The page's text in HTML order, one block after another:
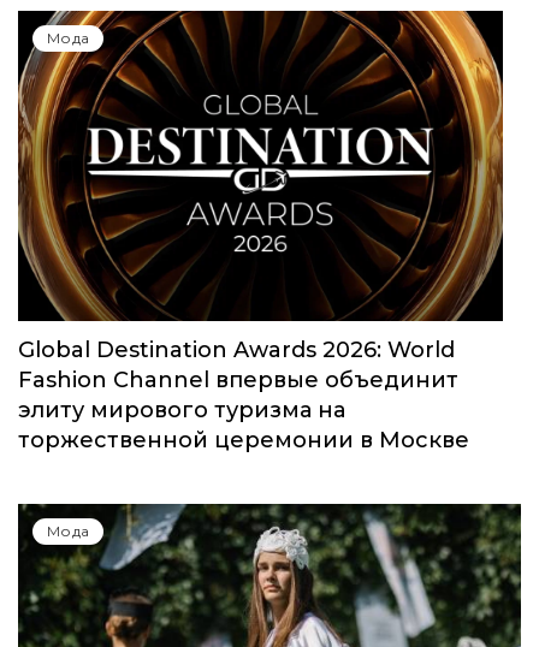
Мода
Global Destination Awards 2026: World
Fashion Channel впервые объединит
элиту мирового туризма на
торжественной церемонии в Москве
Мода